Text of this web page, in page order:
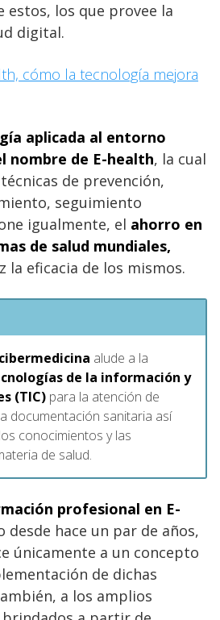
estos, los que provee la
digital.
cómo la tecnología mejora
aplicada al entorno
nombre de E-health, la cual
de prevención,
seguimiento
igualmente, el ahorro en
de salud mundiales,
la eficacia de los mismos.
cibermedicina alude a la
de la información y
(TIC) para la atención de
documentación sanitaria así
conocimientos y las
de salud.
profesional en E-
desde hace un par de años,
únicamente a un concepto
de dichas
a los amplios